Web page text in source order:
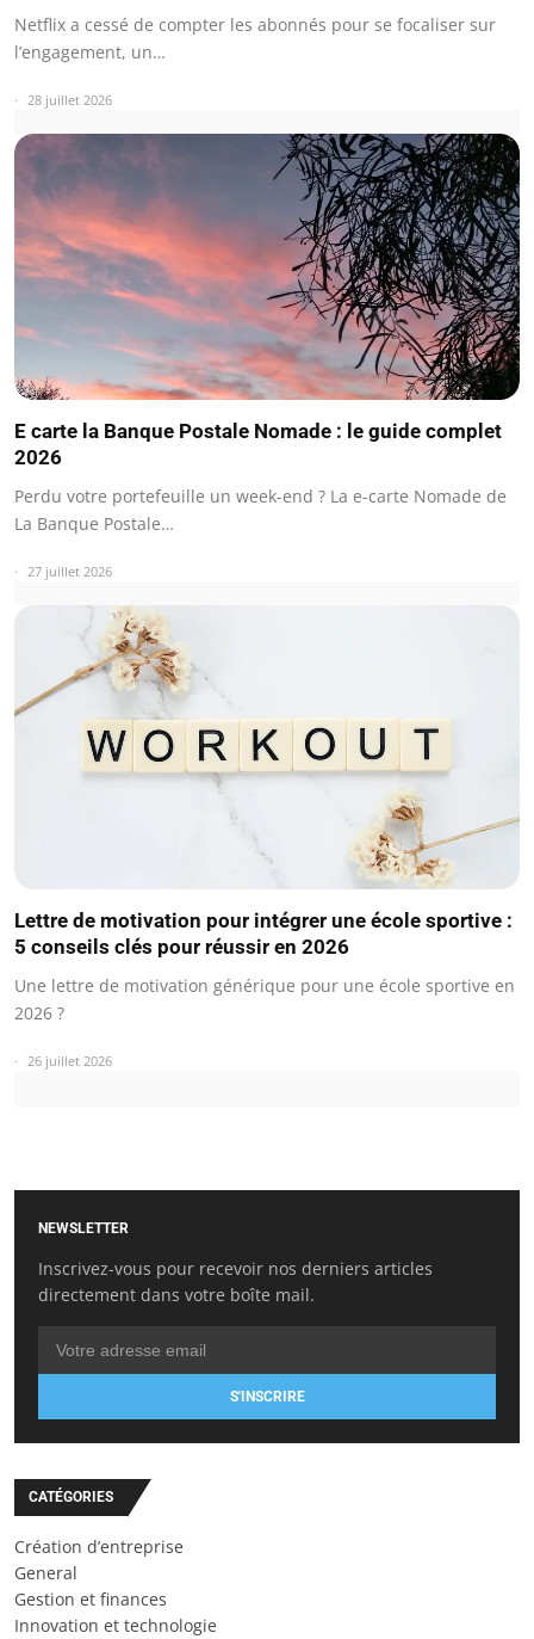
Netflix a cessé de compter les abonnés pour se focaliser sur
l’engagement, un…
28 juillet 2026
E carte la Banque Postale Nomade : le guide complet
2026
Perdu votre portefeuille un week-end ? La e-carte Nomade de
La Banque Postale…
27 juillet 2026
Lettre de motivation pour intégrer une école sportive :
5 conseils clés pour réussir en 2026
Une lettre de motivation générique pour une école sportive en
2026 ?
26 juillet 2026
NEWSLETTER
Inscrivez-vous pour recevoir nos derniers articles
directement dans votre boîte mail.
S'INSCRIRE
CATÉGORIES
Création d’entreprise
General
Gestion et finances
Innovation et technologie